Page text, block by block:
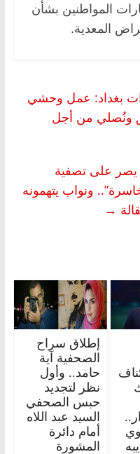
المواطنين بشأن
المعدية.
بغداد: عمل وحشي
ونُصلي من أجل
على تصفية
ونواب يتهمونه
→
إطلاق سراح
الصحفية آية
حامد.. وأول
نظر لتجديد
حبس الصحفي
السيد عبد اللاه
أمام دائرة
المشورة